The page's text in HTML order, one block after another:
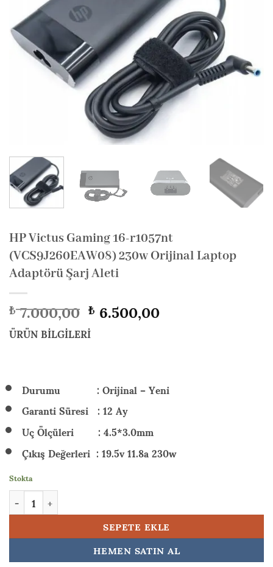
HP Victus Gaming 16-r1057nt
(VCS9J260EAW08) 230w Orijinal Laptop
Adaptörü Şarj Aleti
₺7.000,00 Orijinal
fiyat:
₺ 7.000,00.
₺6.500,00Şuandaki
ÜRÜN BİLGİLERİ
Durumu : Orijinal – Yeni
Garanti Süresi : 12 Ay
Uç Ölçüleri : 4.5*3.0mm
Çıkış Değerleri : 19.5v 11.8a 230w
Stokta
HP Victus Gaming 16-r1057nt (VCS9J260EAW08) 230w
SEPETE EKLE
HEMEN SATIN AL